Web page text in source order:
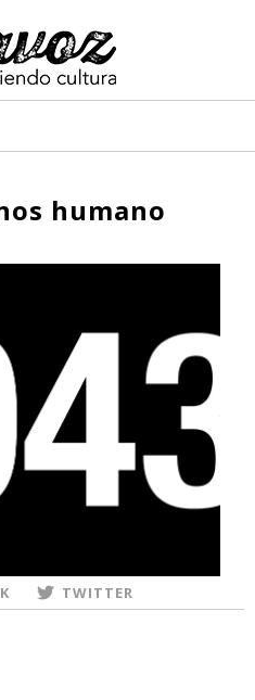
humano
TWITTER